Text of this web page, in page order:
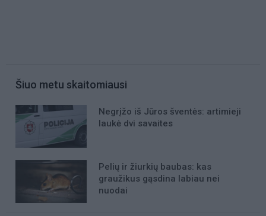
Šiuo metu skaitomiausi
Negrįžo iš Jūros šventės: artimieji
laukė dvi savaites
Pelių ir žiurkių baubas: kas
graužikus gąsdina labiau nei
nuodai